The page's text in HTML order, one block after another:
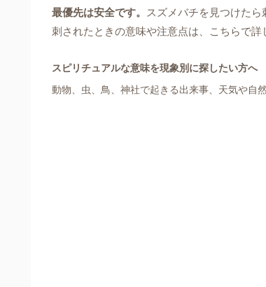
最優先は安全です。
スズメバチを見つけた
刺されたときの意味や注意点は、こちらで詳
スピリチュアルな意味を現象別に探したい方へ
動物、虫、鳥、神社で起きる出来事、天気や自